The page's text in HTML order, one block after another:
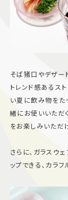
そば猪口やデザー
トレンド感あるス
い夏に飲み物をた
緒にお使いいただ
をお楽しみいただ
さらに、ガラスウ
ップできる、カラ